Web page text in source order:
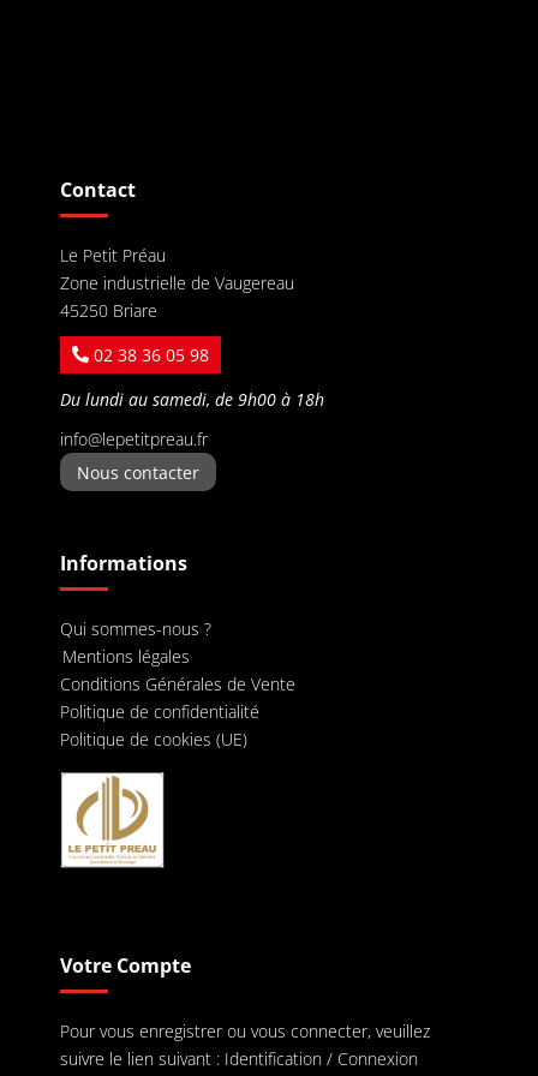
Contact
Le Petit Préau
Zone industrielle de Vaugereau
45250 Briare
02 38 36 05 98
Du lundi au samedi, de 9h00 à 18h
info@lepetitpreau.fr
Nous contacter
Informations
Qui sommes-nous ?
Mentions légales
Conditions Générales de Vente
Politique de confidentialité
Politique de cookies (UE)
Votre Compte
Pour vous enregistrer ou vous connecter, veuillez
suivre le lien suivant : Identification / Connexion